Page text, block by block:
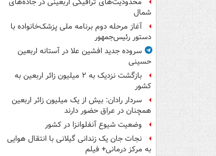
محدودیت‌های ترافیکی اربعینی در جاده‌های
شمال‌
آغاز مرحله دوم برنامه ملی پزشک‌خانواده با
دستور رئیس‌جمهور
سروده جدید افشین علا در آستانه اربعین
حسینی
بازگشت نزدیک به ۲ میلیون زائر اربعین به
کشور
سردار رادان: بیش از یک میلیون زائر اربعین
همچنان در عراق حضور دارند
وضعیت شیوع آنفلوانزا در کشور
نجات جان یک زندانی گیلانی با انتقال هوایی
به مرکز درمانی+ فیلم